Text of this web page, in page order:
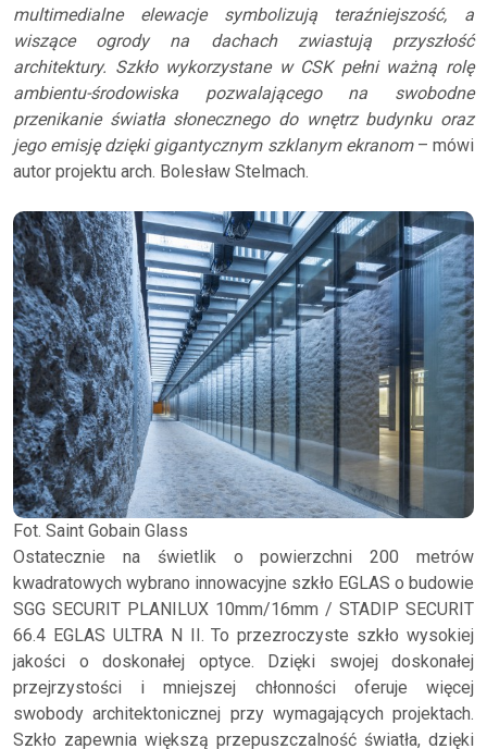
multimedialne elewacje symbolizują teraźniejszość, a
wiszące ogrody na dachach zwiastują przyszłość
architektury. Szkło wykorzystane w CSK pełni ważną rolę
ambientu-środowiska pozwalającego na swobodne
przenikanie światła słonecznego do wnętrz budynku oraz
jego emisję dzięki gigantycznym szklanym ekranom– mówi
autor projektu arch. Bolesław Stelmach.
Fot. Saint Gobain Glass
Ostatecznie na świetlik o powierzchni 200 metrów
kwadratowych wybrano innowacyjne szkło EGLAS o budowie
SGG SECURIT PLANILUX 10mm/16mm / STADIP SECURIT
66.4 EGLAS ULTRA N II. To przezroczyste szkło wysokiej
jakości o doskonałej optyce. Dzięki swojej doskonałej
przejrzystości i mniejszej chłonności oferuje więcej
swobody architektonicznej przy wymagających projektach.
Szkło zapewnia większą przepuszczalność światła, dzięki